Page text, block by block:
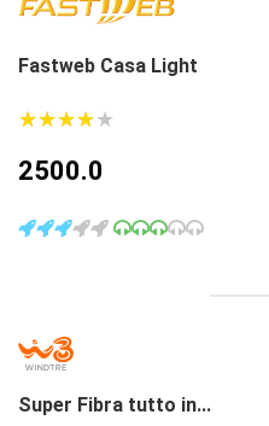
Fastweb Casa Light
★★★★★
★★★★★
2500.0
Super Fibra tutto in...